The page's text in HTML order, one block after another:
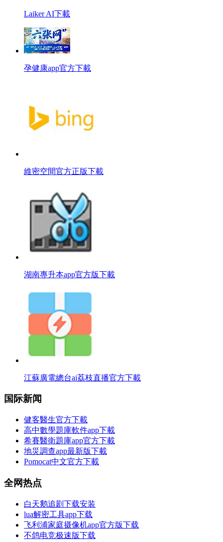
Laiker AI下載
孕健康app官方下載
維密空間官方正版下載
湖南專升本app官方版下載
江蘇廣電總台ai荔枝直播官方下載
国际新闻
健客醫生官方下載
高中數學題庫軟件app下載
希賽醫衛題庫app官方下載
地災調查app最新版下載
Pomocat中文官方下載
全网热点
白天鹅追剧下载安装
lua解密工具app下载
飞利浦家庭摄像机app官方版下载
不鸽电竞极速版下载